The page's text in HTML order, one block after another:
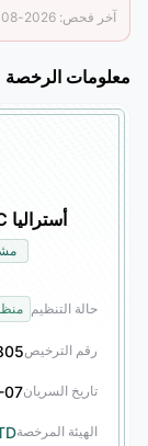
آخر فحص: 2026-08-09
معلومات الرخصة
أستراليا ASIC ترخيص تداول المشتقات (STP)
حالة التنظيم
رقم الترخيص
تاريخ السريان07
الهيئة المرخصة